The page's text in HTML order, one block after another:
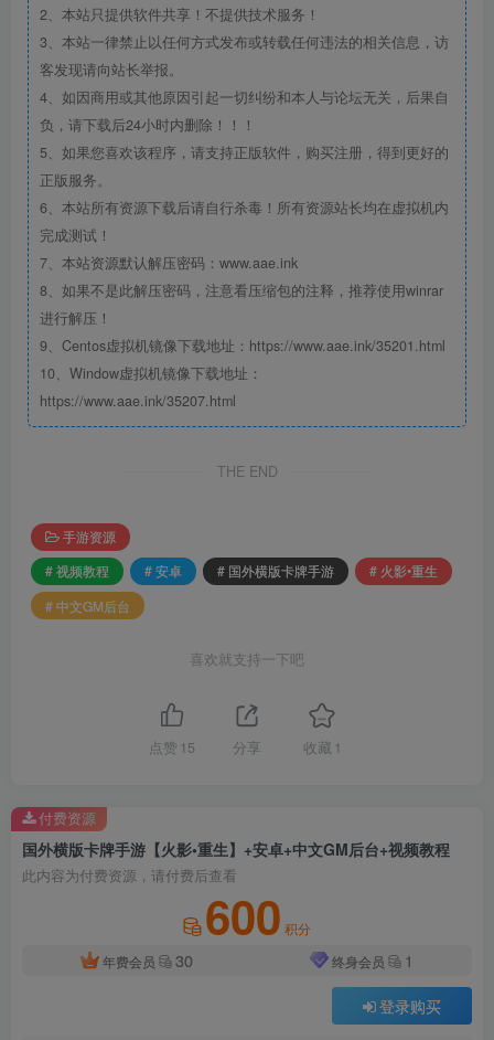
2、本站只提供软件共享！不提供技术服务！
3、本站一律禁止以任何方式发布或转载任何违法的相关信息，访
客发现请向站长举报。
4、如因商用或其他原因引起一切纠纷和本人与论坛无关，后果自
负，请下载后24小时内删除！！！
5、如果您喜欢该程序，请支持正版软件，购买注册，得到更好的
正版服务。
6、本站所有资源下载后请自行杀毒！所有资源站长均在虚拟机内
完成测试！
7、本站资源默认解压密码：www.aae.ink
8、如果不是此解压密码，注意看压缩包的注释，推荐使用winrar
进行解压！
9、Centos虚拟机镜像下载地址：https://www.aae.ink/35201.html
10、Window虚拟机镜像下载地址：
https://www.aae.ink/35207.html
THE END
手游资源
# 视频教程
# 安卓 # 国外横版卡牌手游
# 火影•重生
# 中文GM后台
喜欢就支持一下吧
点赞 15 分享 收藏 1
国外横版卡牌手游【火影•重生】+安卓+中文GM后台+视频教程
此内容为付费资源，请付费后查看
600 积分
年费会员
30 终身会员 1
登录购买
付费资源